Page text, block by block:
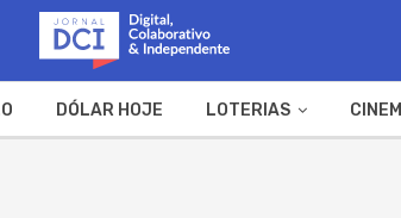
DÓLAR HOJE LOTERIAS